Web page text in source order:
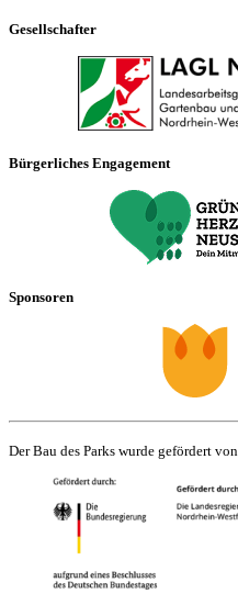
Gesellschafter
Bürgerliches Engagement
Sponsoren
Der Bau des Parks wurde gefördert von